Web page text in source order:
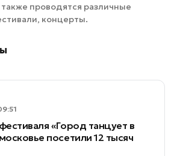
«Город танцует в
посетили 12 тысяч
проводятся различные
концерты.